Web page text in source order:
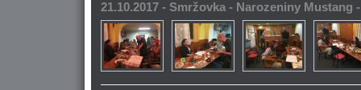
21.10.2017 - Smržovka - Narozeniny Mustang